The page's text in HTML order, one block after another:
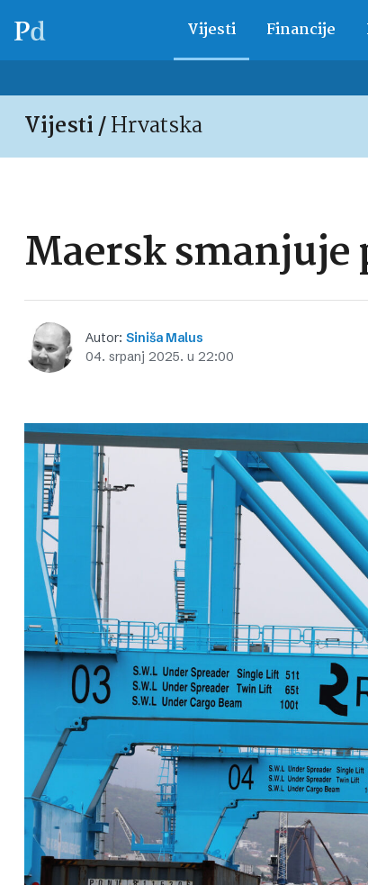
Vijesti Financije
Vijesti /Hrvatska
Maersk smanjuje
Autor: Siniša Malus
04. srpanj 2025. u 22:00